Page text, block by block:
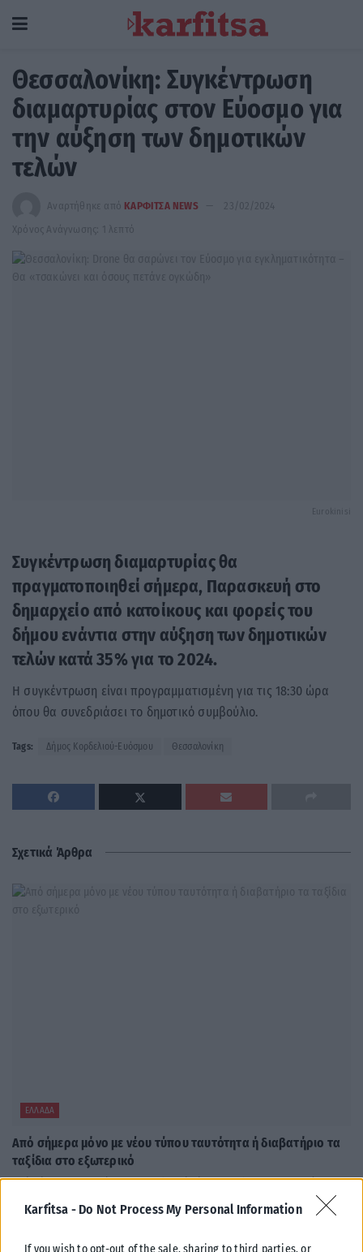
Karfitsa - Do Not Process My Personal Information
If you wish to opt-out of the sale, sharing to third parties, or
Θεσσαλονίκη: Συγκέντρωση
διαμαρτυρίας στον Εύοσμο για
την αύξηση των δημοτικών
τελών
Αναρτήθηκε από ΚΑΡΦΙΤΣΑ NEWS
23/02/2024
Χρόνος Ανάγνωσης: 1 λεπτό
Eurokinisi
Συγκέντρωση διαμαρτυρίας θα
πραγματοποιηθεί σήμερα, Παρασκευή στο
δημαρχείο από κατοίκους και φορείς του
δήμου ενάντια στην αύξηση των δημοτικών
τελών κατά 35% για το 2024.
Η συγκέντρωση είναι προγραμματισμένη για τις 18:30 ώρα
όπου θα συνεδριάσει το δημοτικό συμβούλιο.
Tags: Δήμος Κορδελιού-Ευόσμου Θεσσαλονίκη
Σχετικά Άρθρα
ΕΛΛΆΔΑ
Από σήμερα μόνο με νέου τύπου ταυτότητα ή διαβατήριο τα
ταξίδια στο εξωτερικό
Από σήμερα, 3 Αυγούστου, οι παλαιού τύπου «μπλε» αστυνομικές
ταυτότητες παύουν να ισχύουν ως ταξιδιωτικά έγγραφα για το
εξωτερικό, με...
ΑΝΑΡΤΉΘΗΚΕ ΑΠΌ 03/08/2026